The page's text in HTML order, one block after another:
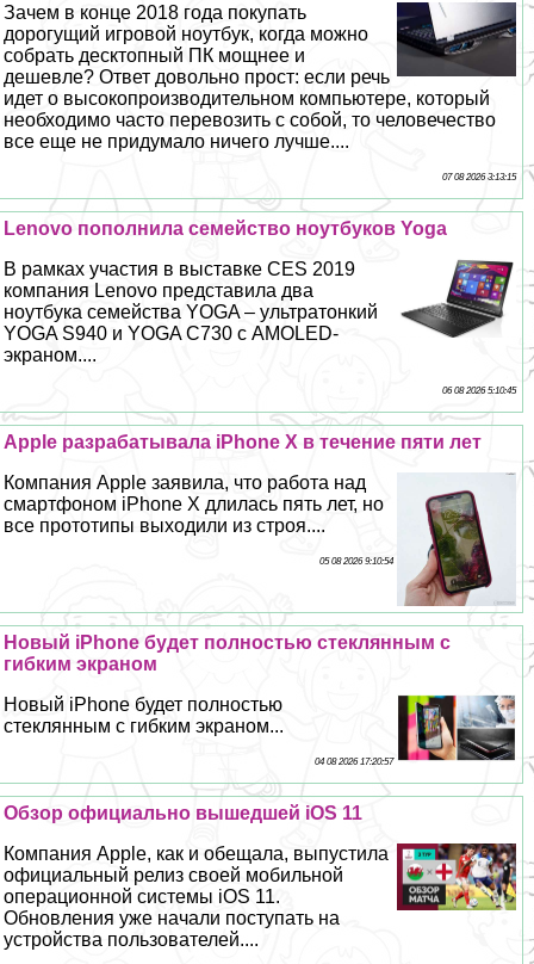
Зачем в конце 2018 года покупать
дорогущий игровой ноутбук, когда можно
собрать десктопный ПК мощнее и
дешевле? Ответ довольно прост: если речь
идет о высокопроизводительном компьютере, который
необходимо часто перевозить с собой, то человечество
все еще не придумало ничего лучше....
07 08 2026 3:13:15
Lenovo пополнила семейство ноутбуков Yoga
В рамках участия в выставке CES 2019
компания Lenovo представила два
ноутбука семейства YOGA – ультратонкий
YOGA S940 и YOGA C730 с AMOLED-
экраном....
06 08 2026 5:10:45
Apple разpaбатывала iPhone X в течение пяти лет
Компания Apple заявила, что работа над
смартфоном iPhone X длилась пять лет, но
все прототипы выходили из строя....
05 08 2026 9:10:54
Новый iPhone будет полностью стеклянным с
гибким экраном
Новый iPhone будет полностью
стеклянным с гибким экраном...
04 08 2026 17:20:57
Обзор официально вышедшей iOS 11
Компания Apple, как и обещала, выпустила
официальный релиз своей мобильной
операционной системы iOS 11.
Обновления уже начали поступать на
устройства пользователей....